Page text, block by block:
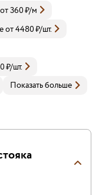
от360₽/м
от4480₽/шт.
₽/шт.
Показать больше